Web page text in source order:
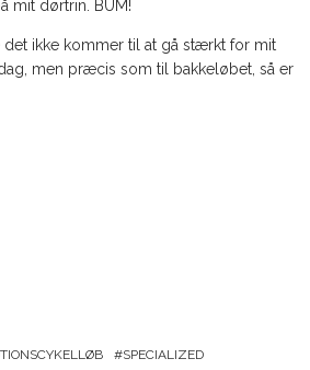
mit dørtrin. BUM!
det ikke kommer til at gå stærkt for mit
men præcis som til bakkeløbet, så er
SPECIALIZED